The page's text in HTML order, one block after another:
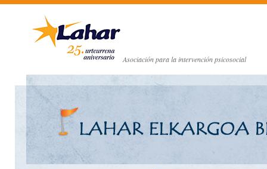
Asociación para la intervención psicosocial